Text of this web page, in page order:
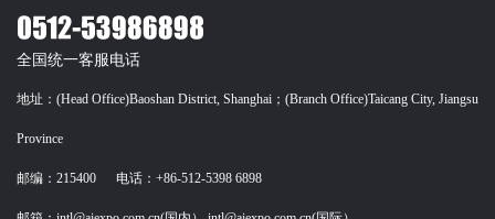
全国统一客服电话
地址：(Head Office)Baoshan District, Shanghai；(Branch Office)Taicang City, Jiangsu
Province
邮编：215400 电话：+86-512-5398 6898